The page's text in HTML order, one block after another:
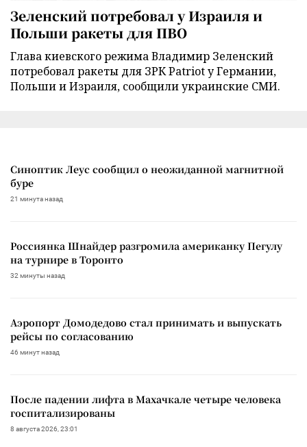
Зеленский потребовал у Израиля и
Польши ракеты для ПВО
Глава киевского режима Владимир Зеленский
потребовал ракеты для ЗРК Patriot у Германии,
Польши и Израиля, сообщили украинские СМИ.
Синоптик Леус сообщил о неожиданной магнитной
буре
21 минута назад
Россиянка Шнайдер разгромила американку Пегулу
на турнире в Торонто
32 минуты назад
Аэропорт Домодедово стал принимать и выпускать
рейсы по согласованию
46 минут назад
После падении лифта в Махачкале четыре человека
госпитализированы
8 августа 2026, 23:01